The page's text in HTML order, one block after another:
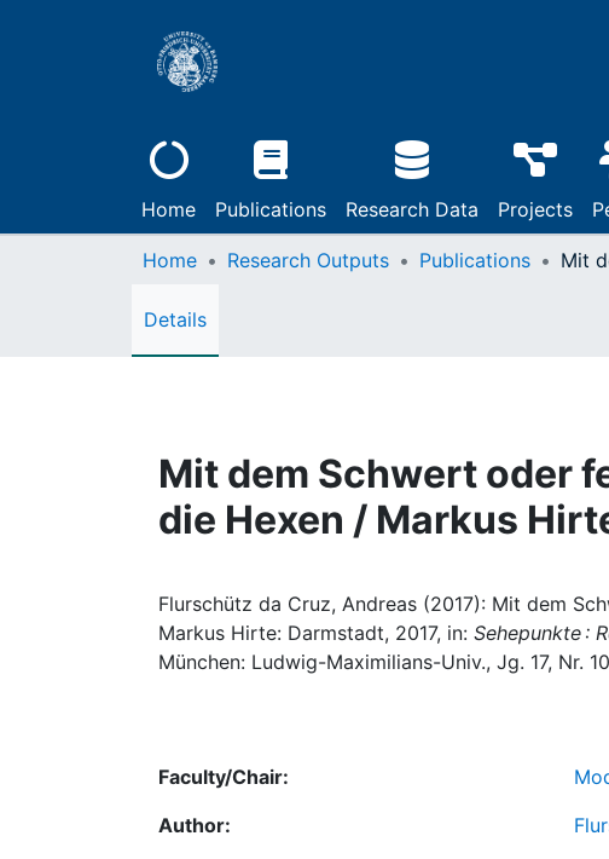
Home Publications Research Data Projects
Home Research Outputs Publications
Details
Mit dem Schwert oder
die Hexen / Markus
Flurschütz da Cruz, Andreas (2017): Mit dem
Markus Hirte: Darmstadt, 2017, in: Sehepunkte :
München: Ludwig-Maximilians-Univ., Jg. 17, Nr.
Faculty/Chair:
Author: